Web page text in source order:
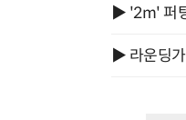
▶ '2m' 퍼
▶ 라운딩